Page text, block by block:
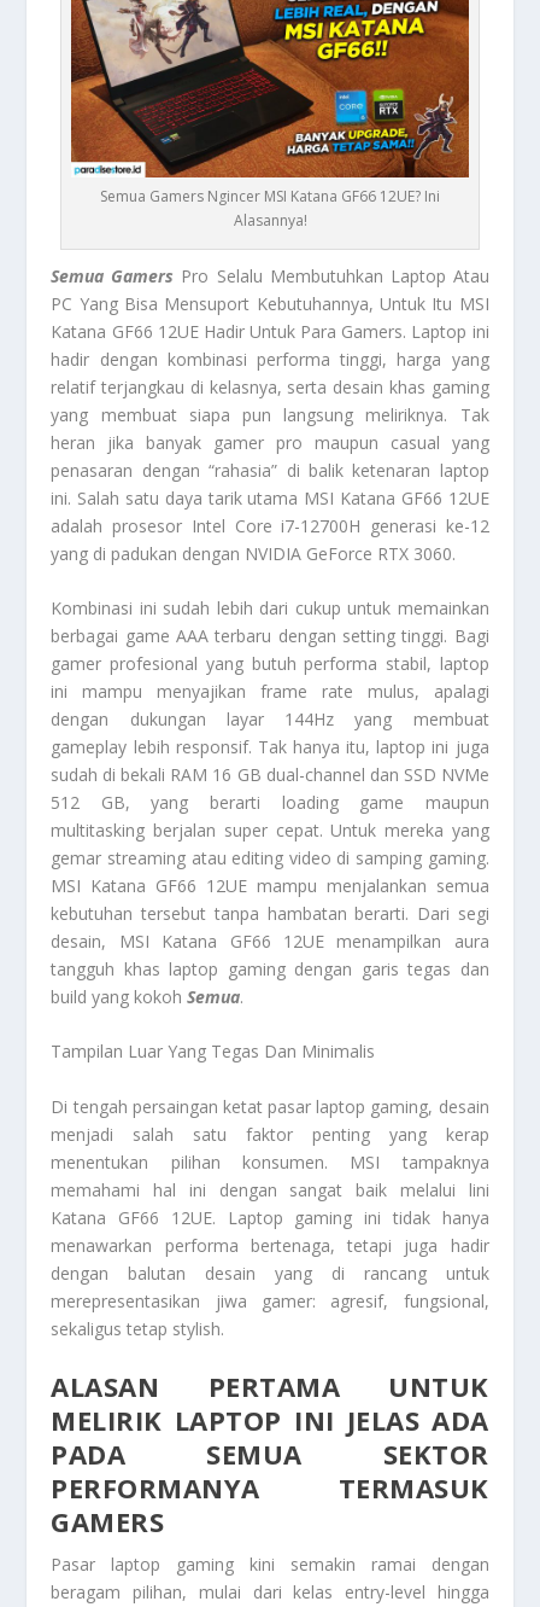
Semua Gamers Ngincer MSI Katana GF66 12UE? Ini
Alasannya!
Semua Gamers Pro Selalu Membutuhkan Laptop Atau
PC Yang Bisa Mensuport Kebutuhannya, Untuk Itu MSI
Katana GF66 12UE Hadir Untuk Para Gamers. Laptop ini
hadir dengan kombinasi performa tinggi, harga yang
relatif terjangkau di kelasnya, serta desain khas gaming
yang membuat siapa pun langsung meliriknya. Tak
heran jika banyak gamer pro maupun casual yang
penasaran dengan “rahasia” di balik ketenaran laptop
ini. Salah satu daya tarik utama MSI Katana GF66 12UE
adalah prosesor Intel Core i7-12700H generasi ke-12
yang di padukan dengan NVIDIA GeForce RTX 3060.
Kombinasi ini sudah lebih dari cukup untuk memainkan
berbagai game AAA terbaru dengan setting tinggi. Bagi
gamer profesional yang butuh performa stabil, laptop
ini mampu menyajikan frame rate mulus, apalagi
dengan dukungan layar 144Hz yang membuat
gameplay lebih responsif. Tak hanya itu, laptop ini juga
sudah di bekali RAM 16 GB dual-channel dan SSD NVMe
512 GB, yang berarti loading game maupun
multitasking berjalan super cepat. Untuk mereka yang
gemar streaming atau editing video di samping gaming.
MSI Katana GF66 12UE mampu menjalankan semua
kebutuhan tersebut tanpa hambatan berarti. Dari segi
desain, MSI Katana GF66 12UE menampilkan aura
tangguh khas laptop gaming dengan garis tegas dan
build yang kokoh Semua.
Tampilan Luar Yang Tegas Dan Minimalis
Di tengah persaingan ketat pasar laptop gaming, desain
menjadi salah satu faktor penting yang kerap
menentukan pilihan konsumen. MSI tampaknya
memahami hal ini dengan sangat baik melalui lini
Katana GF66 12UE. Laptop gaming ini tidak hanya
menawarkan performa bertenaga, tetapi juga hadir
dengan balutan desain yang di rancang untuk
merepresentasikan jiwa gamer: agresif, fungsional,
sekaligus tetap stylish.
ALASAN PERTAMA UNTUK
MELIRIK LAPTOP INI JELAS ADA
PADA SEMUA SEKTOR
PERFORMANYA TERMASUK
GAMERS
Pasar laptop gaming kini semakin ramai dengan
beragam pilihan, mulai dari kelas entry-level hingga